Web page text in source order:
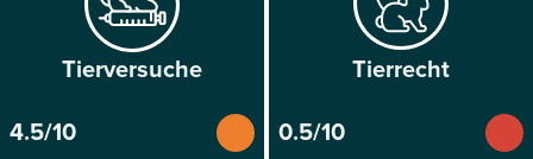
Tier­versuche
4.5/10
Tier­recht
0.5/10